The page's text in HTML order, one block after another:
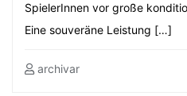
SpielerInnen vor große
Eine souveräne Leistung […]
archivar